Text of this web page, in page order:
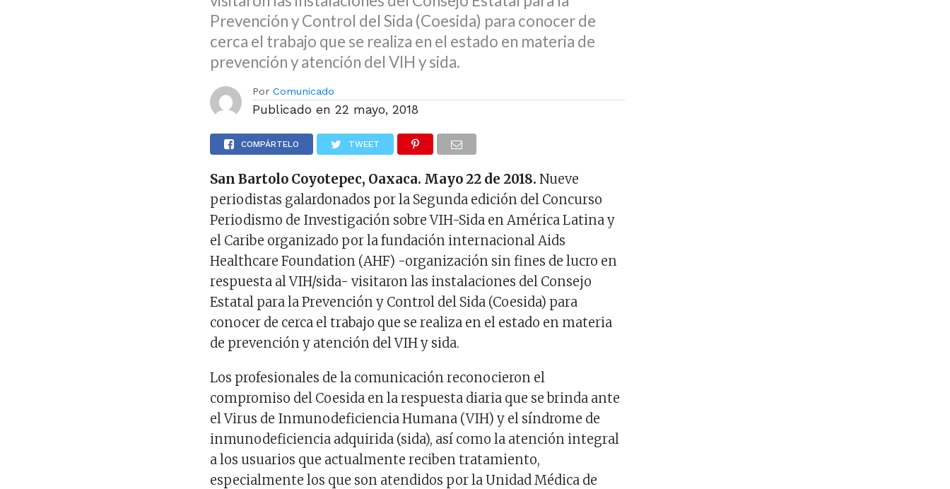
Prevención y Control del Sida (Coesida) para conocer de
cerca el trabajo que se realiza en el estado en materia de
prevención y atención del VIH y sida.
Por Comunicado
Publicado en 22 mayo, 2018
COMPÁRTELO TWEET
San Bartolo Coyotepec, Oaxaca. Mayo 22 de 2018. Nueve
periodistas galardonados por la Segunda edición del Concurso
Periodismo de Investigación sobre VIH-Sida en América Latina y
el Caribe organizado por la fundación internacional Aids
Healthcare Foundation (AHF) -organización sin fines de lucro en
respuesta al VIH/sida- visitaron las instalaciones del Consejo
Estatal para la Prevención y Control del Sida (Coesida) para
conocer de cerca el trabajo que se realiza en el estado en materia
de prevención y atención del VIH y sida.
Los profesionales de la comunicación reconocieron el
compromiso del Coesida en la respuesta diaria que se brinda ante
el Virus de Inmunodeficiencia Humana (VIH) y el síndrome de
inmunodeficiencia adquirida (sida), así como la atención integral
a los usuarios que actualmente reciben tratamiento,
especialmente los que son atendidos por la Unidad Médica de